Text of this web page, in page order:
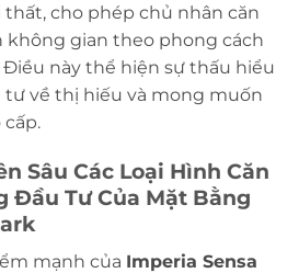
cho phép chủ nhân căn
không gian theo phong cách
Điều này thể hiện sự thấu hiểu
tư về thị hiếu và mong muốn
Sâu Các Loại Hình Căn
Đầu Tư Của Mặt Bằng
mạnh của Imperia Sensa